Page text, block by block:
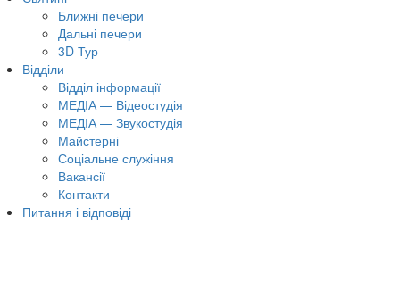
Ближні печери
Дальні печери
3D Тур
Відділи
Відділ інформації
МЕДІА — Відеостудія
МЕДІА — Звукостудія
Майстерні
Соціальне служіння
Вакансії
Контакти
Питання і відповіді